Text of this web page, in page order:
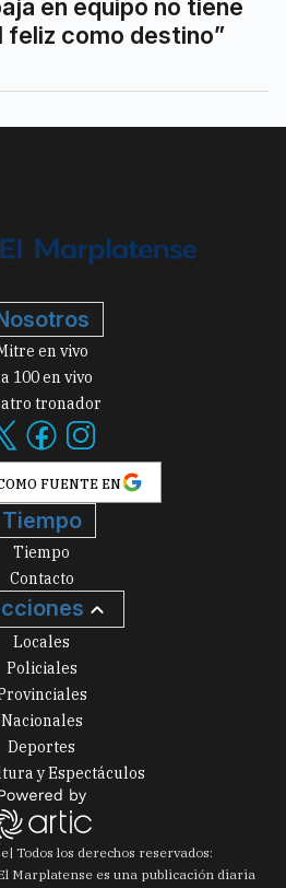
en equipo no tiene
feliz como destino”
en vivo
100 en vivo
tronador
FUENTE EN
Tiempo
Tiempo
Contacto
Locales
Policiales
Nacionales
Deportes
y Espectáculos
| Todos los derechos reservados:
Marplatense es una publicación diaria